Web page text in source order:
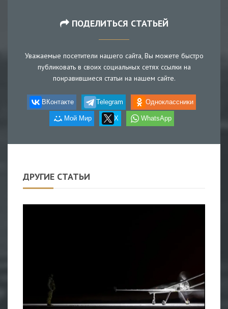
ПОДЕЛИТЬСЯ СТАТЬЕЙ
Уважаемые посетители нашего сайта, Вы можете быстро
публиковать в своих социальных сетях ссылки на
понравившиеся статьи на нашем сайте.
ВКонтакте Telegram Одноклассники
Мой Мир X WhatsApp
ДРУГИЕ СТАТЬИ